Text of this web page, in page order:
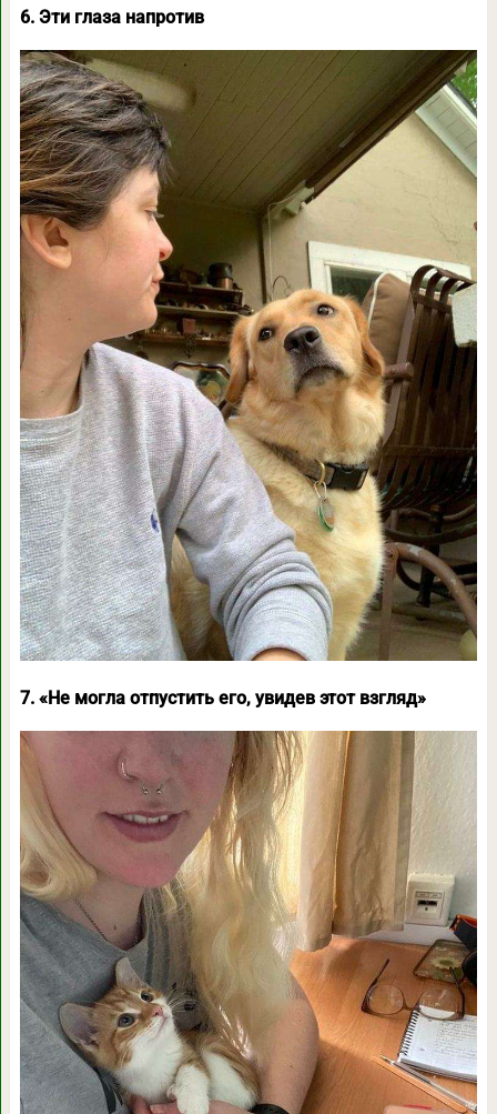
6. Эти глаза напротив
7. «Не могла отпустить его, увидев этот взгляд»